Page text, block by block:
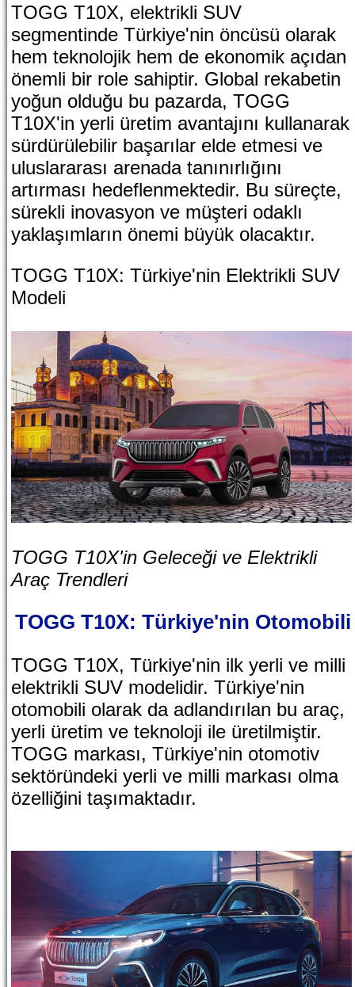
TOGG T10X, elektrikli SUV
segmentinde Türkiye'nin öncüsü olarak
hem teknolojik hem de ekonomik açıdan
önemli bir role sahiptir. Global rekabetin
yoğun olduğu bu pazarda, TOGG
T10X'in yerli üretim avantajını kullanarak
sürdürülebilir başarılar elde etmesi ve
uluslararası arenada tanınırlığını
artırması hedeflenmektedir. Bu süreçte,
sürekli inovasyon ve müşteri odaklı
yaklaşımların önemi büyük olacaktır.
TOGG T10X: Türkiye'nin Elektrikli SUV
Modeli
TOGG T10X'in Geleceği ve Elektrikli
Araç Trendleri
TOGG T10X: Türkiye'nin Otomobili
TOGG T10X, Türkiye'nin ilk yerli ve milli
elektrikli SUV modelidir. Türkiye'nin
otomobili olarak da adlandırılan bu araç,
yerli üretim ve teknoloji ile üretilmiştir.
TOGG markası, Türkiye'nin otomotiv
sektöründeki yerli ve milli markası olma
özelliğini taşımaktadır.